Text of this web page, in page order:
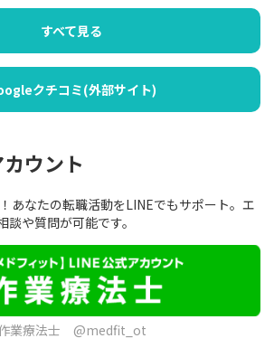
すべて見る
クチコミ(外部サイト)
ウント
あなたの転職活動をLINEでもサポート。エ
や質問が可能です。
業療法士 @medfit_ot